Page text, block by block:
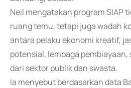
Neil mengatakan program SIAP
ruang temu, tetapi juga wadah
antara pelaku ekonomi kreatif,
potensial, lembaga
dari sektor publik dan swasta.
Ia menyebut berdasarkan data